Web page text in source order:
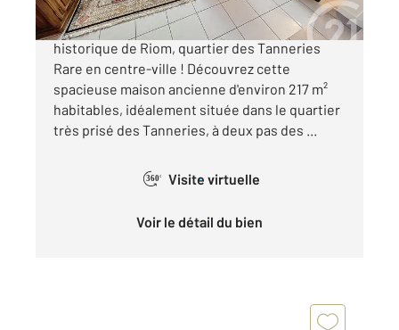
RIOM - Maison de caractère au cœur du centre
historique de Riom, quartier des Tanneries
Rare en centre-ville ! Découvrez cette
spacieuse maison ancienne d'environ 217 m²
habitables, idéalement située dans le quartier
très prisé des Tanneries, à deux pas des ...
360° Visite virtuelle
Voir le détail du bien